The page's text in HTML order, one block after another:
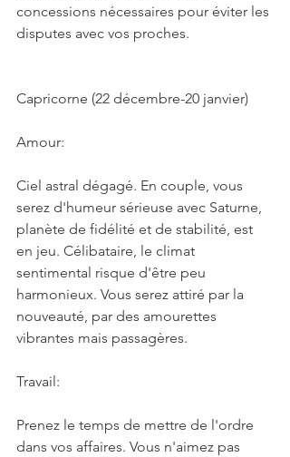
concessions nécessaires pour éviter les
disputes avec vos proches.
Capricorne (22 décembre-20 janvier)
Amour:
Ciel astral dégagé. En couple, vous
serez d'humeur sérieuse avec Saturne,
planète de fidélité et de stabilité, est
en jeu. Célibataire, le climat
sentimental risque d'être peu
harmonieux. Vous serez attiré par la
nouveauté, par des amourettes
vibrantes mais passagères.
Travail:
Prenez le temps de mettre de l'ordre
dans vos affaires. Vous n'aimez pas